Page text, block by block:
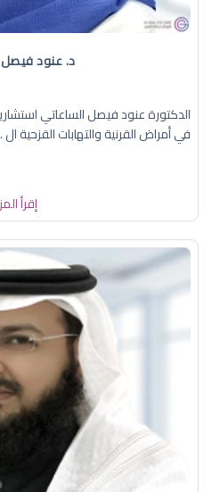
د. عنود فيصل
الدكتورة عنود فيصل الساعاتي
في أمراض القرنية والتهابات القزحية ال
إقرأ